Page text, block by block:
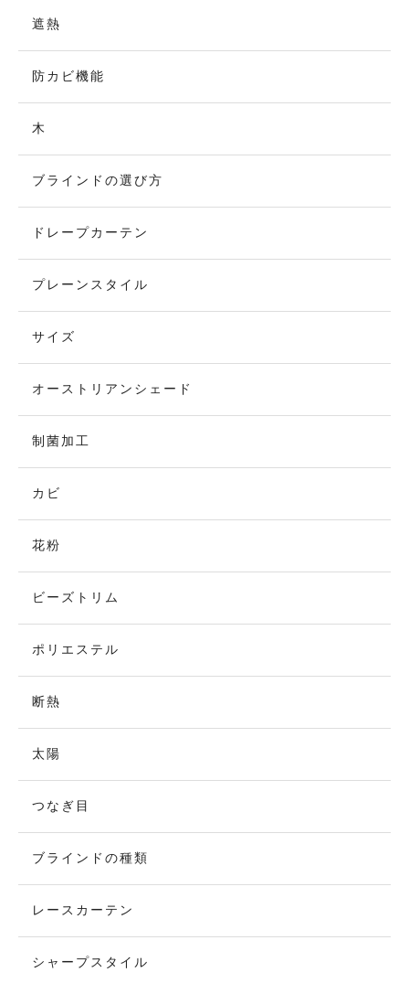
遮熱
防カビ機能
木
ブラインドの選び方
ドレープカーテン
プレーンスタイル
サイズ
オーストリアンシェード
制菌加工
カビ
花粉
ビーズトリム
ポリエステル
断熱
太陽
つなぎ目
ブラインドの種類
レースカーテン
シャープスタイル